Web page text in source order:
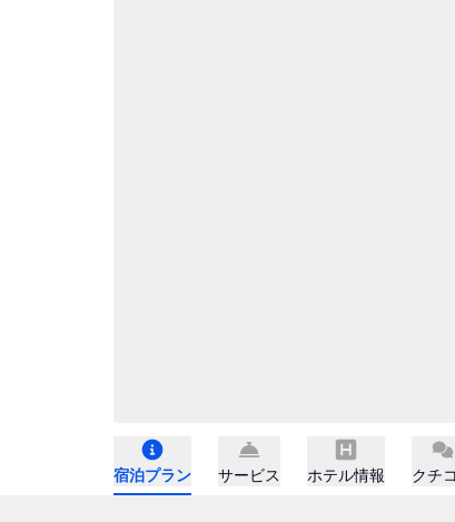
宿泊プラン サービス ホテル情報 クチ